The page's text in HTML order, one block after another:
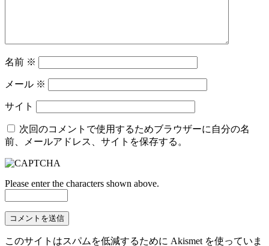
名前 ※
メール ※
サイト
次回のコメントで使用するためブラウザーに自分の名
前、メールアドレス、サイトを保存する。
Please enter the characters shown above.
このサイトはスパムを低減するために Akismet を使っていま